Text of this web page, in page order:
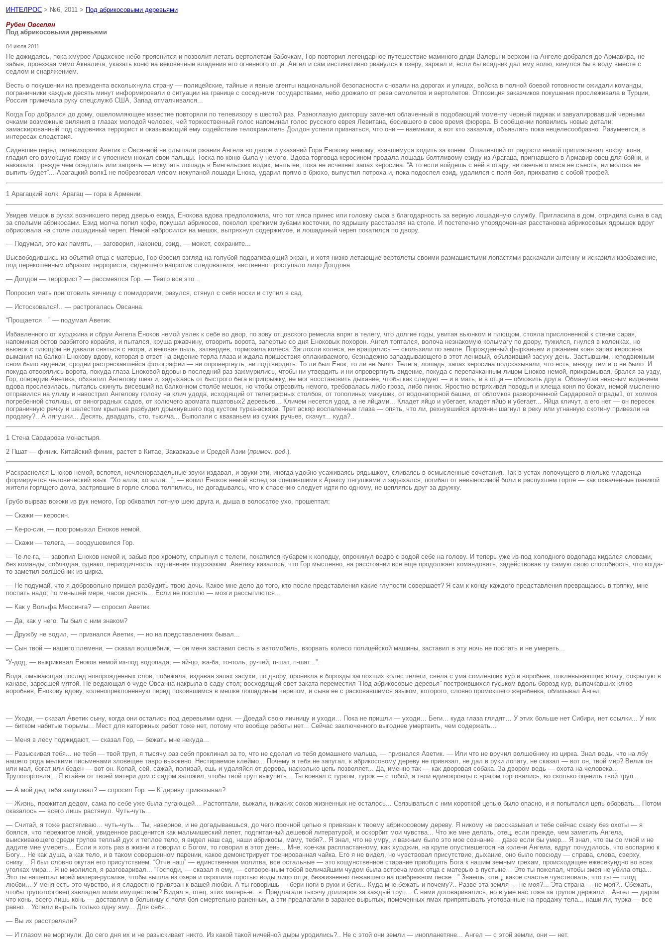
ИНТЕЛРОС > №6, 2011 > Под абрикосовыми деревьями
Рубен Овсепян
Под абрикосовыми деревьями
04 июля 2011
Не дожидаясь, пока хмурое Арцахское небо прояснится и позволит летать вертолетам-бабочкам, Гор повторил легендарное путешествие маминого дяди Валеры и верхом на Ангеле добрался до Армавира, не
забыв, проезжая мимо Акналича, указать коню на вековечные владения его огненного отца. Ангел и сам инстинктивно рванулся к озеру, заржал и, если бы всадник дал ему волю, кинулся бы в воду вместе с
седлом и снаряжением.
Весть о покушении на президента всколыхнула страну — полицейские, тайные и явные агенты национальной безопасности сновали на дорогах и улицах, войска в полной боевой готовности ожидали команды,
пограничники каждые десять минут информировали о ситуации на границе с соседними государствами, небо дрожало от рева самолетов и вертолетов. Оппозиция заказчиков покушения прослеживала в Турции,
Россия примечала руку спецслужб США, Запад отмалчивался...
Когда Гор добрался до дому, ошеломляющее известие повторяли по телевизору в шестой раз. Разноглазую дикторшу заменил облаченный в подобающий моменту черный пиджак и завуалировавший черными
очками возможные виляния в глазах молодой человек, чей торжественный голос напоминал голос русского еврея Левитана, бесившего в свое время фюрера. В сообщении появились новые детали:
замаскированный под садовника террорист и оказывающий ему содействие телохранитель Долдон успели признаться, что они — наемники, а вот кто заказчик, объявлять пока нецелесообразно. Разумеется, в
интересах следствия.
Сидевшие перед телевизором Аветик с Овсанной не слышали ржания Ангела во дворе и указаний Гора Енокову немому, взявшемуся ходить за конем. Ошалевший от радости немой приплясывал вокруг коня,
гладил его взмокшую гриву и с упоением нюхал свои пальцы. Тоска по коню была у немого. Вдова торговца керосином продала лошадь болтливому езиду из Арагаца, пригнавшего в Армавир овец для бойни, и
наказала: прежде чем оседлать или запрячь — искупать лошадь в Бингельских водах, мыть ее, пока не исчезнет запах керосина. “А то если войдешь с ней в отару, ни овечьего мяса не съесть, ни молока не
выпить будет”... Арагацкий волк1 не побрезговал мясом некупаной лошади Енока, ударил прямо в брюхо, выпустил потроха и, пока подоспел езид, удалился с поля боя, прихватив с собой трофей.
1 Арагацкий волк. Арагац — гора в Армении.
Увидев мешок в руках возникшего перед дверью езида, Енокова вдова предположила, что тот мяса принес или головку сыра в благодарность за верную лошадиную службу. Пригласила в дом, отрядила сына в сад
за спелыми абрикосами. Езид молча попил кофе, покушал абрикосов, поколол крепкими зубами косточки, по ядрышку расставляя на столе. И постепенно упорядоченная расстановка абрикосовых ядрышек вдруг
обрисовала на столе лошадиный череп. Немой набросился на мешок, вытряхнул содержимое, и лошадиный череп покатился по двору.
— Подумал, это как память, — заговорил, наконец, езид, — может, сохраните...
Высвободившись из объятий отца с матерью, Гор бросил взгляд на голубой подрагивающий экран, и хотя низко летающие вертолеты своими размашистыми лопастями раскачали антенну и исказили изображение,
под перекошенным образом террориста, сидевшего напротив следователя, явственно проступало лицо Долдона.
— Долдон — террорист? — рассмеялся Гор. — Театр все это...
Попросил мать приготовить яичницу с помидорами, разулся, стянул с себя носки и ступил в сад.
— Истосковался!.. — растрогалась Овсанна.
“Прощается…” — подумал Аветик.
Избавленного от хурджина и сбруи Ангела Еноков немой увлек к себе во двор, по зову отцовского ремесла впряг в телегу, что долгие годы, увитая вьюнком и плющом, стояла прислоненной к стенке сарая,
напоминая остов разбитого корабля, и пытался, круша ржавчину, отворить ворота, запертые со дня Еноковых похорон. Ангел топтался, волоча незнакомую колымагу по двору, тужился, гнулся в коленках, но
вьюнок с плющом не давали сняться с якоря, и вековая пыль, затвердев, тормозила колеса. Заглохли колеса, не вращались — скользили по земле. Порожденный фырканьем и ржанием коня запах керосина
выманил на балкон Енокову вдову, которая в ответ на видение терла глаза и ждала пришествия оплакиваемого, безнадежно запаздывающего в этот ленивый, объявивший засуху день. Застывшим, неподвижным
сном было видение, сродни растрескавшейся фотографии — ни опровергнуть, ни подтвердить. То ли был Енок, то ли не было. Телега, лошадь, запах керосина подсказывали, что есть, между тем его не было. И
покуда отворялись ворота, покуда глаза Еноковой вдовы в последний раз зажмурились, чтобы ни утвердить и ни опровергнуть видение, покуда с перепачканным лицом Еноков немой, прихрамывая, брался за узду,
Гор, опередив Аветика, обхватил Ангелову шею и, задыхаясь от быстрого бега вприпрыжку, не мог восстановить дыхание, чтобы как следует — и в мать, и в отца — обложить друга. Обманутая неясным видением
вдова прослезилась, пытаясь скинуть висевший на балконном столбе мешок, но чтобы отрезвить немого, требовалась либо гроза, либо пинок. Яростно встряхивая поводья и хлеща коня по бокам, немой мысленно
отправился на улицу и навострил Ангелову голову на клич удода, исходящий от телеграфных столбов, от тополиных макушек, от водонапорной башни, от обломков развороченной Сардаровой ограды1, от холмов
погребенной столицы, от виноградных садов, от колючего аромата пшатовых2 деревьев... Кличем несется удод, а не яйцами... Кладет яйцо и убегает, кладет яйцо и убегает... Яйца кличут, а его нет — он пересек
пограничную речку и шелестом крыльев разбудил дрыхнувшего под кустом турка-аскяра. Трет аскяр воспаленные глаза — опять, что ли, рехнувшийся армянин шагнул в реку или угнанную скотину привезли на
продажу?.. А лягушки... Десять, двадцать, сто, тысяча... Выползли с кваканьем из сухих ручьев, скачут... куда?..
1 Стена Сардарова монастыря.
2 Пшат — финик. Китайский финик, растет в Китае, Закавказье и Средей Азии (примеч. ред .).
Раскраснелся Еноков немой, вспотел, нечленораздельные звуки издавал, и звуки эти, иногда удобно усаживаясь рядышком, сливаясь в осмысленные сочетания. Так в устах лопочущего в люльке младенца
формируется человеческий язык. “Хо алла, хо алла...”, — вопил Еноков немой вслед за спешившими к Араксу лягушками и задыхался, погибал от невыносимой боли в распухшем горле — как охваченные паникой
жители горящего дома, застрявшие в горле слова толпились, не догадываясь, что к спасению следует идти по одному, не цепляясь друг за дружку.
Грубо вырвав вожжи из рук немого, Гор обхватил потную шею друга и, дыша в волосатое ухо, прошептал:
— Скажи — керосин.
— Ке-ро-син, — прогромыхал Еноков немой.
— Скажи — телега, — воодушевился Гор.
— Те-ле-га, — завопил Еноков немой и, забыв про хромоту, спрыгнул с телеги, покатился кубарем к колодцу, опрокинул ведро с водой себе на голову. И теперь уже из-под холодного водопада кидался словами,
без команды; соблюдая, однако, периодичность подчинения подсказкам. Аветику казалось, что Гор мысленно, на расстоянии все еще продолжает командовать, задействовав ту самую свою способность, что когда-
то заметил волшебник из цирка.
— Не подумай, что я добровольно пришел разбудить твою дочь. Какое мне дело до того, кто после представления какие глупости совершает? Я сам к концу каждого представления превращаюсь в тряпку, мне
поспать надо, по меньшей мере, часов десять... Если не посплю — мозги рассыплются...
— Как у Вольфа Мессинга? — спросил Аветик.
— Да, как у него. Ты был с ним знаком?
— Дружбу не водил, — признался Аветик, — но на представлениях бывал...
— Сын твой — нашего племени, — сказал волшебник, — он меня заставил сесть в автомобиль, взорвать колесо полицейской машины, заставил в эту ночь не поспать и не умереть...
“У-дод, — выкрикивал Еноков немой из-под водопада, — яй-цо, жа-ба, то-поль, ру-чей, п-шат, п-шат...”.
Вода, омывающая послед новорожденных слов, побежала, издавая запах засухи, по двору, проникла в борозды заглохших колес телеги, свела с ума сомлевших кур и воробьев, поклевывающих влагу, сокрытую в
канаве, заросшей мятой. Не ведающая о чуде Овсанна накрыла в саду стол; восходящий свет заката переместил “Под абрикосовые деревья” построившихся гуськом вдоль борозд кур, выпачкавших клюв
воробьев, Енокову вдову, коленопреклоненную перед покоившимся в мешке лошадиным черепом, и сына ее с расковавшимся языком, которого, словно промокшего жеребенка, облизывал Ангел.
— Уходи, — сказал Аветик сыну, когда они остались под деревьями одни. — Доедай свою яичницу и уходи… Пока не пришли — уходи… Беги... куда глаза глядят… У этих больше нет Сибири, нет ссылки... У них
— битком набитые тюрьмы... Мест для каторжных работ тоже нет, потому что вообще работы нет... Сейчас заключенного выгоднее умертвить, чем содержать…
— Меня в лесу поджидают, — сказал Гор, — бежать мне некуда...
— Разыскивая тебя... не тебя — твой труп, я тысячу раз себя проклинал за то, что не сделал из тебя домашнего мальца, — признался Аветик. — Или что не вручил волшебнику из цирка. Знал ведь, что на лбу
нашего рода мелкими письменами зловещее тавро выжжено. Нестираемое клеймо... Почему я тебя не запугал, к абрикосовому дереву не привязал, не дал в руки лопату, не сказал — вот он, твой мир? Велик он
или мал, богат или беден — вот он. Копай, сей, сажай, поливай, ешь и удаляйся от дерева, насколько цепь позволяет... Да, именно так — как дворовая собака. За двором ведь — охота на человека...
Трупоторговля... Я втайне от твоей матери дом с садом заложил, чтобы твой труп выкупить... Ты воевал с турком, турок — с тобой, а твои единокровцы с врагом торговались, во сколько оценить твой труп...
— А мой дед тебя запугивал? — спросил Гор. — К дереву привязывал?
— Жизнь, прожитая дедом, сама по себе уже была пугающей… Растоптали, выжали, никаких соков жизненных не осталось... Связываться с ним короткой цепью было опасно, и я попытался цепь оборвать... Потом
оказалось — всего лишь растянул. Чуть-чуть...
— Считай, я тоже растягиваю... чуть-чуть... Ты, наверное, и не догадываешься, до чего прочной цепью я привязан к твоему абрикосовому дереву. Я никому не рассказывал и тебе сейчас скажу без охоты — я
боялся, что пережитое мной, увиденное расценится как мальчишеский лепет, подпитанный дешевой литературой, и оскорбит мои чувства... Что же мне делать, отец, если прежде, чем заметить Ангела,
выискивающего среди трупов теплый дух и теплое тело, я видел наш сад, наши абрикосы, маму, тебя?.. Я знал, что не умру, и важным было это мое сознание… даже если бы умер... Я знал, что вы со мной и не
дадите мне умереть... Если я хоть раз в жизни и говорил с Богом, то говорил в этот день... Мне, кое-как распластанному, как хурджин, на крупе опустившегося на колени Ангела, вдруг почудилось, что воспаряю к
Богу... Не как душа, а как тело, и в таком совершенном парении, какое демонстрирует тренированная чайка. Его я не видел, но чувствовал присутствие, дыхание, оно было повсюду — справа, слева, сверху,
снизу... Я был словно окутан его присутствием. “Отче наш” — единственная молитва, все остальные — это кощунственное старание приобщить Бога к нашим земным грехам, происходящее ежесекундно во всех
уголках мира... Я не молился, я разговаривал... “Господи, — сказал я ему, — сотворенным тобой величайшим чудом была встреча моих отца с матерью в пустыне… Это ты пожелал, чтобы змея не убила отца...
Это ты нашептал моей матери-русалке, чтобы вышла из озера и окропила горстью воды лицо отца, безжизненно лежавшего на прибрежном песке...” Знаешь, отец, какое счастье чувствовать, что ты — плод
любви... У меня есть это чувство, и я сладостно привязан к вашей любви. А ты говоришь — бери ноги в руки и беги... Куда мне бежать и почему?.. Разве эта земля — не моя?... Эта страна — не моя?.. Сбежать,
чтобы трупоторговец завладел моим имуществом? Видал я, отец, этих матерь-е...в. Предлагали тысячу долларов за каждый труп... С нами договаривались, но в уме нас тоже за трупов держали... Ангел — даром
что конь, всего лишь конь — доставлял в больницу с поля боя смертельно раненных, а эти предлагали в заранее вырытых, помеченных ямах припрятывать уготованные на продажу тела... наши ли, турка — все
равно... Успели вырыть только одну яму... Для себя...
— Вы их расстреляли?
— И глазом не моргнули. До сего дня их и не разыскивает никто. Из какой такой ничейной дыры уродились?.. Не с этой они земли — инопланетяне... Ангел — с этой земли, они — нет.